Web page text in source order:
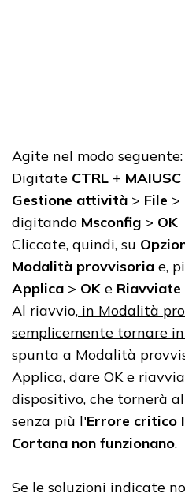
Agite nel modo seguente:
Digitate CTRL + MAIUSC
Gestione attività > File >
digitando Msconfig > OK
Cliccate, quindi, su
Modalità provvisoria e,
Applica > OK e Riavviate
Al riavvio, in Modalità
semplicemente tornare
spunta a Modalità
Applica, dare OK e
dispositivo, che tornerà
senza più l'Errore critico
Cortana non funzionano.
Se le soluzioni indicate